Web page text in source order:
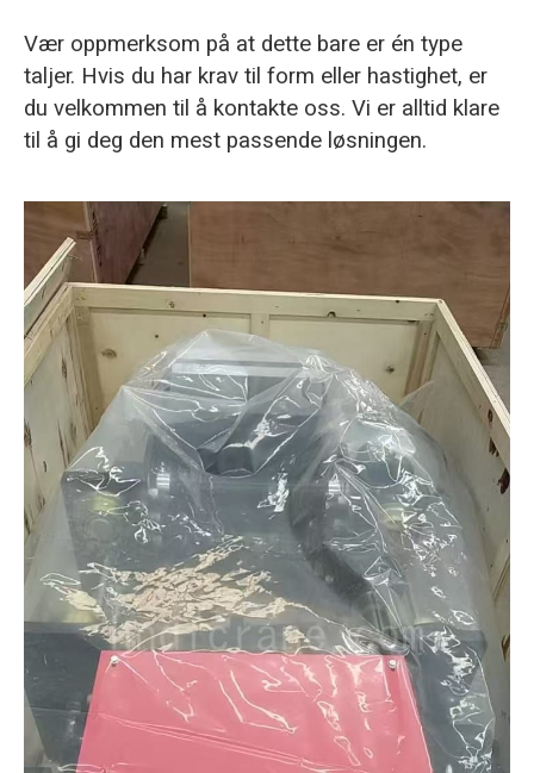
Vær oppmerksom på at dette bare er én type
taljer. Hvis du har krav til form eller hastighet, er
du velkommen til å kontakte oss. Vi er alltid klare
til å gi deg den mest passende løsningen.